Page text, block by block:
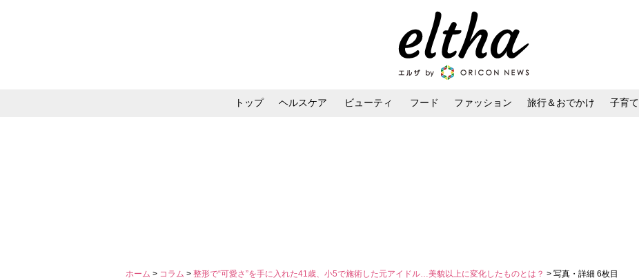
トップ ヘルスケア ビューティ フード ファッション 旅行＆おでかけ 子育て
ホーム > コラム > 整形で“可愛さ”を手に入れた41歳、小5で施術した元アイドル…美貌以上に変化したものとは？ > 写真・詳細 6枚目